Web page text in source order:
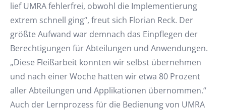
lief UMRA fehlerfrei, obwohl die Implementierung
extrem schnell ging“, freut sich Florian Reck. Der
größte Aufwand war demnach das Einpflegen der
Berechtigungen für Abteilungen und Anwendungen.
„Diese Fleißarbeit konnten wir selbst übernehmen
und nach einer Woche hatten wir etwa 80 Prozent
aller Abteilungen und Applikationen übernommen.“
Auch der Lernprozess für die Bedienung von UMRA